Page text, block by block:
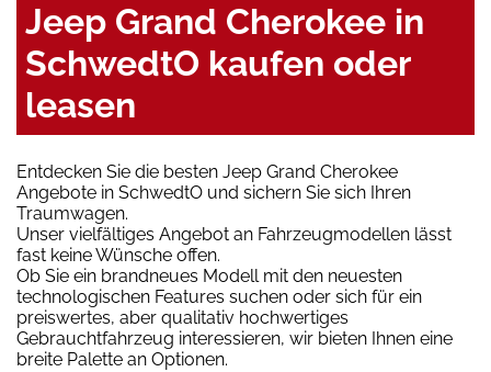
Jeep Grand Cherokee in
SchwedtO kaufen oder
leasen
Entdecken Sie die besten Jeep Grand Cherokee
Angebote in SchwedtO und sichern Sie sich Ihren
Traumwagen.
Unser vielfältiges Angebot an Fahrzeugmodellen lässt
fast keine Wünsche offen.
Ob Sie ein brandneues Modell mit den neuesten
technologischen Features suchen oder sich für ein
preiswertes, aber qualitativ hochwertiges
Gebrauchtfahrzeug interessieren, wir bieten Ihnen eine
breite Palette an Optionen.